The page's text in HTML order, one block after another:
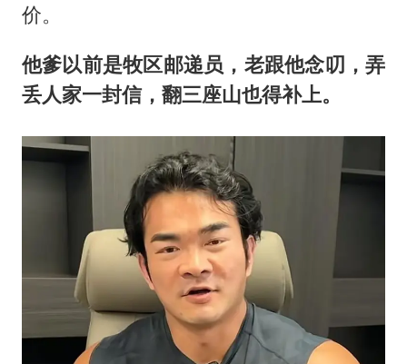
价。
他爹以前是牧区邮递员，老跟他念叨，弄
丢人家一封信，翻三座山也得补上。